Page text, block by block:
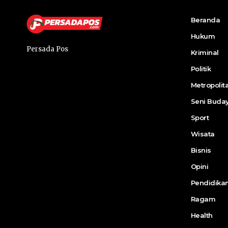
Persada Pos
Beranda
Hukum
Kriminal
Politik
Seni
Sport
Wisata
Bisnis
Opini
Ragam
Health